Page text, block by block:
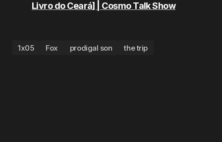
Livro do Ceará] | Cosmo Talk Show
1x05 Fox prodigal son the trip